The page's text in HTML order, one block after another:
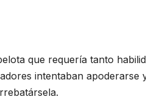
que requería tanto
intentaban apoderarse